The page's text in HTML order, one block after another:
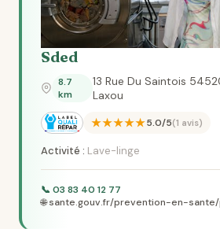
Sded
8.7
km
13 Rue Du Saintois
Laxou
★★★★★5.0/5(1 avis)
Activité : Lave-linge
📞 03 83 40 12 77
🌐 sante.gouv.fr/prevention-en-